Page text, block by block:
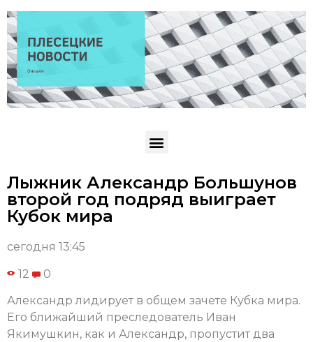
Лыжник Александр Большунов
второй год подряд выиграет
Кубок мира
сегодня 13:45
12 0
Александр лидирует в общем зачете Кубка мира.
Его ближайший преследователь Иван
Якимушкин, как и Александр, пропустит два